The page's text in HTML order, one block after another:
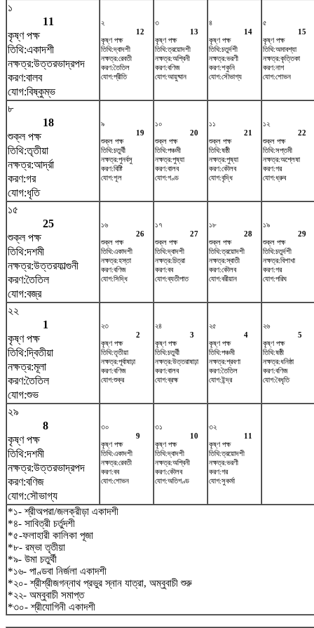
১
11
কৃষ্ণ পক্ষ
তিথি:একাদশী
নক্ষত্র:উত্তরভাদ্রপদ
করণ:বালব
যোগ:বিষ্কুম্ভ
২
12
কৃষ্ণ পক্ষ
তিথি:দ্বাদশী
নক্ষত্র:রেবতী
করণ:তৈতিল
যোগ:প্রীতি
৩
13
কৃষ্ণ পক্ষ
তিথি:ত্রয়োদশী
নক্ষত্র:অশ্বিনী
করণ:বণিজ
যোগ:আয়ুষ্মান
৪
14
কৃষ্ণ পক্ষ
তিথি:চতুর্দশী
নক্ষত্র:ভরণী
করণ:শকুনি
যোগ:সৌভাগ্য
৫
15
কৃষ্ণ পক্ষ
তিথি:অমাবশ্যা
নক্ষত্র:কৃত্তিকা
করণ:নাগ
যোগ:শোভন
৮
18
শুক্ল পক্ষ
তিথি:তৃতীয়া
নক্ষত্র:আর্দ্রা
করণ:গর
যোগ:ধৃতি
৯
19
শুক্ল পক্ষ
তিথি:চতুর্থী
নক্ষত্র:পুনর্বসু
করণ:বিষ্টি
যোগ:শূল
১০
20
শুক্ল পক্ষ
তিথি:পঞ্চমী
নক্ষত্র:পুষ্যা
করণ:বালব
যোগ:গণ্ড
১১
21
শুক্ল পক্ষ
তিথি:ষষ্ঠী
নক্ষত্র:পুষ্যা
করণ:কৌলব
যোগ:বৃদ্ধি
১২
22
শুক্ল পক্ষ
তিথি:সপ্তমী
নক্ষত্র:অশ্লেষা
করণ:গর
যোগ:ধ্রুব
১৫
25
শুক্ল পক্ষ
তিথি:দশমী
নক্ষত্র:উত্তরফাল্গুনী
করণ:তৈতিল
যোগ:বজ্র
১৬
26
শুক্ল পক্ষ
তিথি:একাদশী
নক্ষত্র:হস্তা
করণ:বণিজ
যোগ:সিদ্ধি
১৭
27
শুক্ল পক্ষ
তিথি:দ্বাদশী
নক্ষত্র:চিত্রা
করণ:বব
যোগ:ব্যতীপাত
১৮
28
শুক্ল পক্ষ
তিথি:ত্রয়োদশী
নক্ষত্র:স্বাতী
করণ:কৌলব
যোগ:বরীয়ান
১৯
29
শুক্ল পক্ষ
তিথি:চতুর্দশী
নক্ষত্র:বিশাখা
করণ:গর
যোগ:পরিঘ
২২
1
কৃষ্ণ পক্ষ
তিথি:দ্বিতীয়া
নক্ষত্র:মূলা
করণ:তৈতিল
যোগ:শুভ
২৩
2
কৃষ্ণ পক্ষ
তিথি:তৃতীয়া
নক্ষত্র:পূর্বাষাঢ়া
করণ:বণিজ
যোগ:শুক্র
২৪
3
কৃষ্ণ পক্ষ
তিথি:চতুর্থী
নক্ষত্র:উত্তরাষাঢ়া
করণ:বালব
যোগ:ব্রহ্ম
২৫
4
কৃষ্ণ পক্ষ
তিথি:পঞ্চমী
নক্ষত্র:শ্রবণা
করণ:তৈতিল
যোগ:ইন্দ্র
২৬
5
কৃষ্ণ পক্ষ
তিথি:ষষ্ঠী
নক্ষত্র:ধনিষ্ঠা
করণ:বণিজ
যোগ:বৈধৃতি
২৯
8
কৃষ্ণ পক্ষ
তিথি:দশমী
নক্ষত্র:উত্তরভাদ্রপদ
করণ:বণিজ
যোগ:সৌভাগ্য
৩০
9
কৃষ্ণ পক্ষ
তিথি:একাদশী
নক্ষত্র:রেবতী
করণ:বব
যোগ:শোভন
৩১
10
কৃষ্ণ পক্ষ
তিথি:দ্বাদশী
নক্ষত্র:অশ্বিনী
করণ:কৌলব
যোগ:অতিগণ্ড
৩২
11
কৃষ্ণ পক্ষ
তিথি:ত্রয়োদশী
নক্ষত্র:ভরণী
করণ:গর
যোগ:সুকর্মা
*১- শ্রীঅপরা/জলক্রীড়া একাদশী
*৪- সাবিত্রী চর্তুদশী
*৫-ফলাহারী কালিকা পূজা
*৮- রম্ভা তৃতীয়া
*৯- উমা চতুর্থী
*১৬- পাণ্ডবা নির্জলা একাদশী
*২০- শ্রীশ্রীজগন্নাথ প্রভুর স্নান যাত্রা, অম্বুবাচী শুরু
*২২- অম্বুবাচী সমাপ্ত
*৩০- শ্রীযোগিনী একাদশী